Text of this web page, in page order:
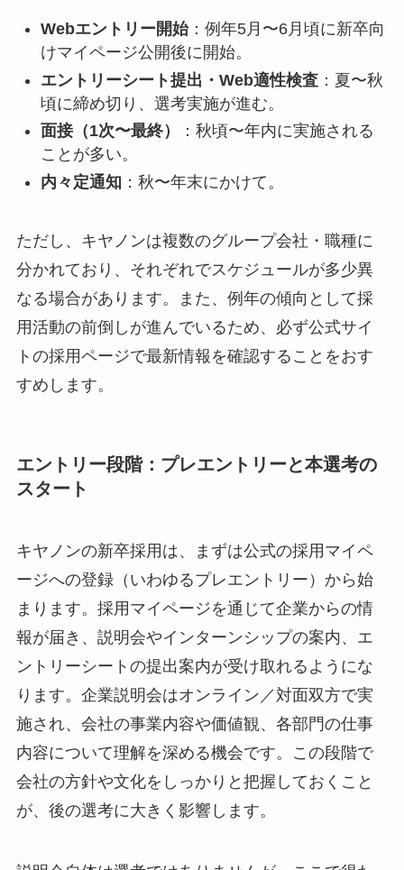
Webエントリー開始：例年5月〜6月頃に新卒向
けマイページ公開後に開始。
エントリーシート提出・Web適性検査：夏〜秋
頃に締め切り、選考実施が進む。
面接（1次〜最終）
：秋頃〜年内に実施される
ことが多い。
内々定通知 ：秋〜年末にかけて。
ただし、キヤノンは複数のグループ会社・職種に
分かれており、それぞれでスケジュールが多少異
なる場合があります。また、例年の傾向として採
用活動の前倒しが進んでいるため、必ず公式サイ
トの採用ページで最新情報を確認することをおす
すめします。
エントリー段階：プレエントリーと本選考の
スタート
キヤノンの新卒採用は、まずは公式の採用マイペ
ージへの登録（いわゆるプレエントリー）から始
まります。採用マイページを通じて企業からの情
報が届き、説明会やインターンシップの案内、エ
ントリーシートの提出案内が受け取れるようにな
ります。企業説明会はオンライン／対面双方で実
施され、会社の事業内容や価値観、各部門の仕事
内容について理解を深める機会です。この段階で
会社の方針や文化をしっかりと把握しておくこと
が、後の選考に大きく影響します。